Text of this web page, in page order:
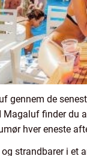
de
finder du
hver eneste
strandbarer i